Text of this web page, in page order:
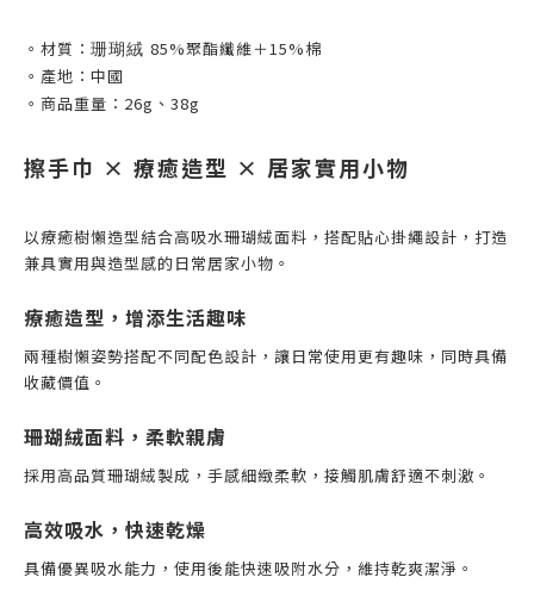
。材質： 珊瑚絨 85%聚酯纖維＋15%棉
。產地：中國
。商品重量：26g、38g
擦手巾 × 療癒造型 × 居家實用小物
以療癒樹懶造型結合高吸水珊瑚絨面料，搭配貼心掛繩設計，打造
兼具實用與造型感的日常居家小物。
療癒造型，增添生活趣味
兩種樹懶姿勢搭配不同配色設計，讓日常使用更有趣味，同時具備
收藏價值。
珊瑚絨面料，柔軟親膚
採用高品質珊瑚絨製成，手感細緻柔軟，接觸肌膚舒適不刺激。
高效吸水，快速乾燥
具備優異吸水能力，使用後能快速吸附水分，維持乾爽潔淨。